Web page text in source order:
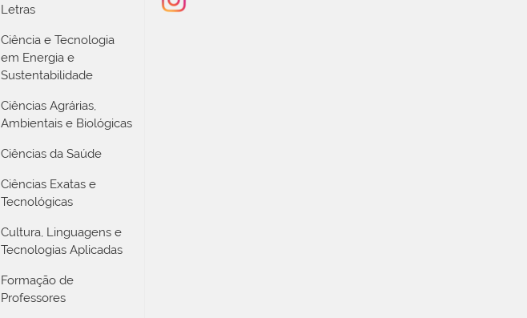
Letras
Ciência e Tecnologia
em Energia e
Sustentabilidade
Ciências Agrárias,
Ambientais e Biológicas
Ciências da Saúde
Ciências Exatas e
Tecnológicas
Cultura, Linguagens e
Tecnologias Aplicadas
Formação de
Professores